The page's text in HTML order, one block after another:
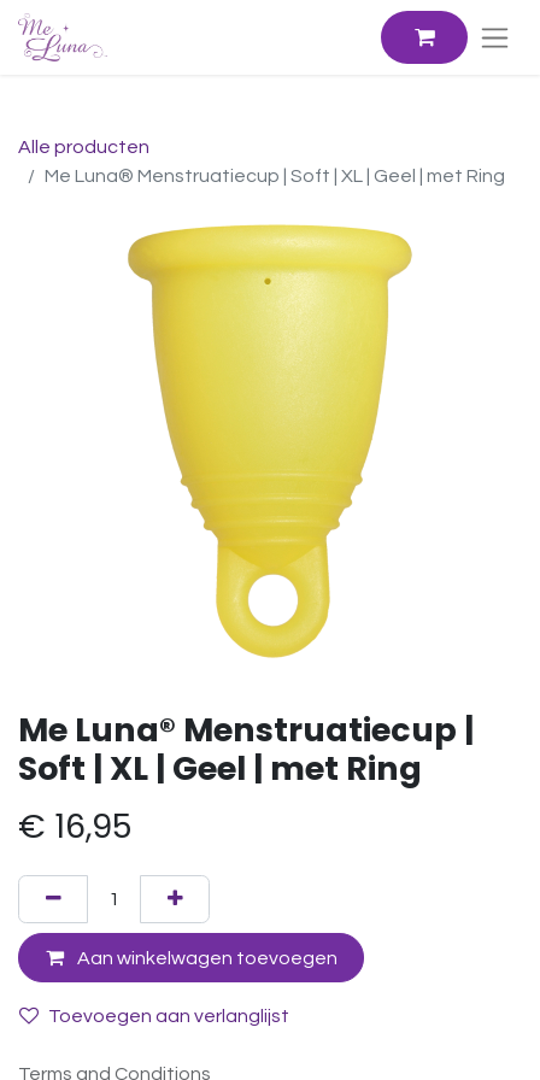
Alle producten
Me Luna® Menstruatiecup | Soft | XL | Geel | met Ring
Me Luna® Menstruatiecup |
Soft | XL | Geel | met Ring
€ 16,95
Aan winkelwagen toevoegen
Toevoegen aan verlanglijst
Terms and Conditions